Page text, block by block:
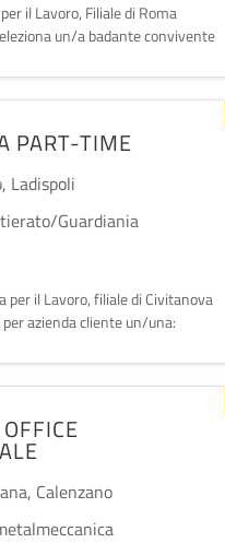
il Lavoro, Filiale di Roma
un/a badante convivente
abitazione in zona Quartiere
risorsa dovrà occuparsi
persona anziana, da inserire
di 6 mesi, con possibilità di
esigenze della famiglia e
PART-TIME
, Ladispoli
Guardiania
per il Lavoro, filiale di Civitanova
azienda cliente un/una:
ricercata svolgerà
di scuderia, occupandosi
dei box, del riordino degli spazi,
cibo e acqua e delle attività
alla gestione della str
, Calenzano